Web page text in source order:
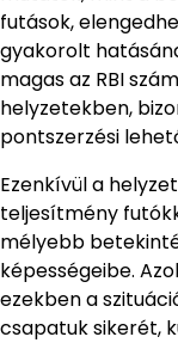
futások,
gyakorolt
magas az RBI
helyzetekben,
pontszerzési
Ezenkívül a
teljesítmény
mélyebb
képességeibe.
ezekben a
csapatuk sikerét,